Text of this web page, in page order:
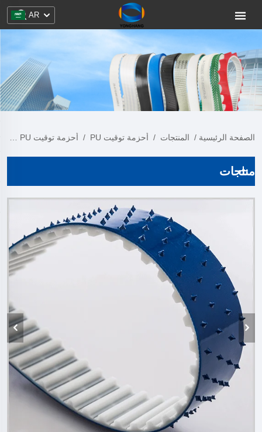
AR
الصفحة الرئيسية / المنتجات / أحزمة توقيت PU / أحزمة توقيت PU مع طبقة
منتجات